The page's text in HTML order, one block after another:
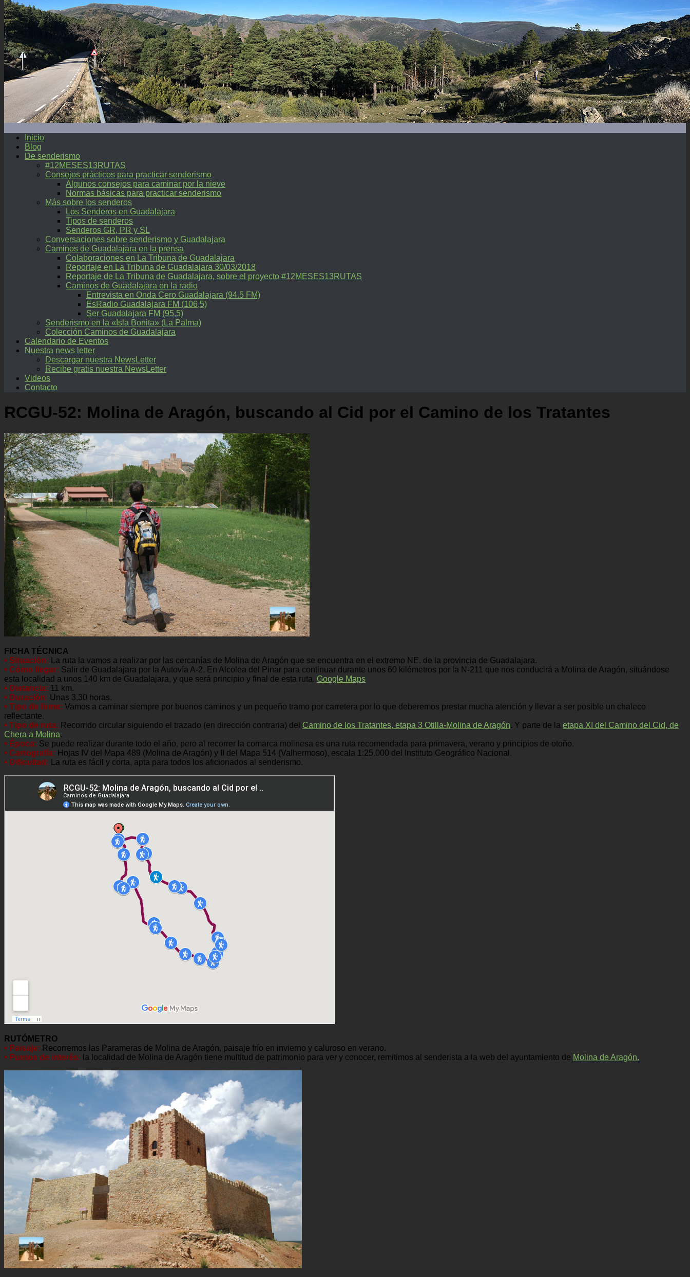
Inicio
Blog
De senderismo
#12MESES13RUTAS
Consejos prácticos para practicar senderismo
Algunos consejos para caminar por la nieve
Normas básicas para practicar senderismo
Más sobre los senderos
Los Senderos en Guadalajara
Tipos de senderos
Senderos GR, PR y SL
Conversaciones sobre senderismo y Guadalajara
Caminos de Guadalajara en la prensa
Colaboraciones en La Tribuna de Guadalajara
Reportaje en La Tribuna de Guadalajara 30/03/2018
Reportaje de La Tribuna de Guadalajara, sobre el proyecto #12MESES13RUTAS
Caminos de Guadalajara en la radio
Entrevista en Onda Cero Guadalajara (94.5 FM)
EsRadio Guadalajara FM (106,5)
Ser Guadalajara FM (95,5)
Senderismo en la «Isla Bonita» (La Palma)
Colección Caminos de Guadalajara
Calendario de Eventos
Nuestra news letter
Descargar nuestra NewsLetter
Recibe gratis nuestra NewsLetter
Videos
Contacto
RCGU-52: Molina de Aragón, buscando al Cid por el Camino de los Tratantes
FICHA TÉCNICA
• Situación: La ruta la vamos a realizar por las cercanías de Molina de Aragón que se encuentra en el extremo NE. de la provincia de Guadalajara.
• Cómo llegar: Salir de Guadalajara por la Autovía A-2. En Alcolea del Pinar para continuar durante unos 60 kilómetros por la N-211 que nos conducirá a Molina de Aragón, situándose
esta localidad a unos 140 km de Guadalajara, y que será principio y final de esta ruta. Google Maps
• Distancia: 11 km.
• Duración: Unas 3,30 horas.
• Tipo de firme: Vamos a caminar siempre por buenos caminos y un pequeño tramo por carretera por lo que deberemos prestar mucha atención y llevar a ser posible un chaleco
reflectante.
• Tipo de ruta: Recorrido circular siguiendo el trazado (en dirección contraria) del Camino de los Tratantes, etapa 3 Otilla-Molina de Aragón. Y parte de la etapa XI del Camino del Cid, de
Chera a Molina.
• Época: Se puede realizar durante todo el año, pero al recorrer la comarca molinesa es una ruta recomendada para primavera, verano y principios de otoño.
• Cartografía: Hojas IV del Mapa 489 (Molina de Aragón) y II del Mapa 514 (Valhermoso), escala 1:25.000 del Instituto Geográfico Nacional.
• Dificultad: La ruta es fácil y corta, apta para todos los aficionados al senderismo.
RUTÓMETRO
• Paisaje: Recorremos las Parameras de Molina de Aragón, paisaje frío en invierno y caluroso en verano.
• Puntos de interés: la localidad de Molina de Aragón tiene multitud de patrimonio para ver y conocer, remitimos al senderista a la web del ayuntamiento de Molina de Aragón.